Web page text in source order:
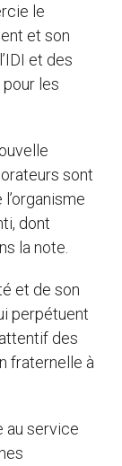
le
et son
et des
les
sont
dont
la note.
et de son
perpétuent
des
fraternelle à
au service